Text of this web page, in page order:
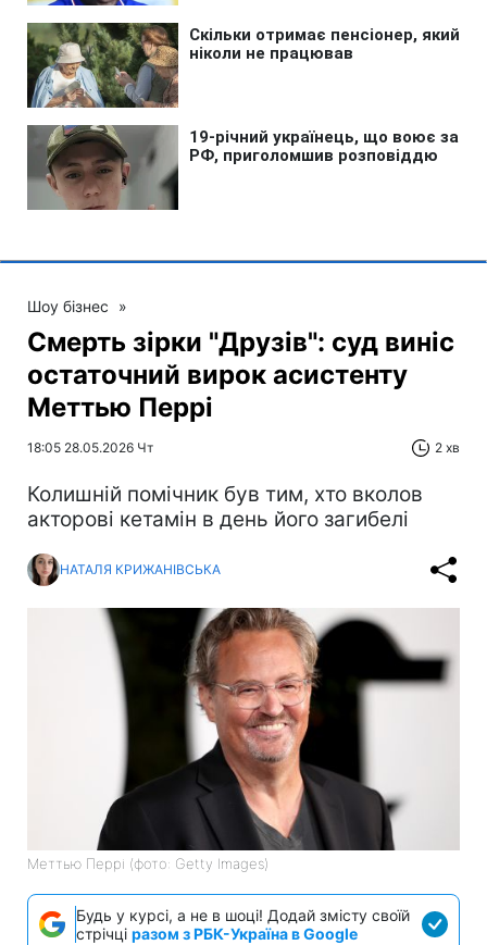
Шоу бізнес »
Смерть зірки "Друзів": суд виніс
остаточний вирок асистенту
Меттью Перрі
18:05 28.05.2026 Чт 2 хв
Колишній помічник був тим, хто вколов
акторові кетамін в день його загибелі
НАТАЛЯ КРИЖАНІВСЬКА
Меттью Перрі (фото: Getty Images)
Будь у курсі, а не в шоці! Додай змісту своїй
стрічці разом з РБК-Україна в Google